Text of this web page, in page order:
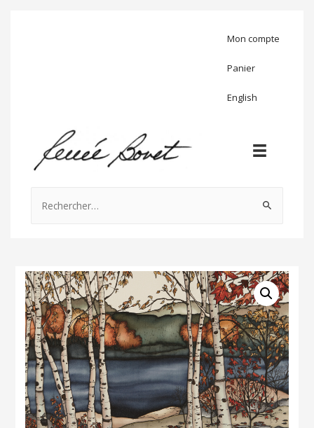
Mon compte
Panier
English